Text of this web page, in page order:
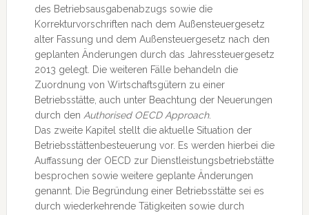
des Betriebsausgabenabzugs sowie die
Korrekturvorschriften nach dem Außensteuergesetz
alter Fassung und dem Außensteuergesetz nach den
geplanten Änderungen durch das Jahressteuergesetz
2013 gelegt. Die weiteren Fälle behandeln die
Zuordnung von Wirtschaftsgütern zu einer
Betriebsstätte, auch unter Beachtung der Neuerungen
durch den Authorised OECD Approach.
Das zweite Kapitel stellt die aktuelle Situation der
Betriebsstättenbesteuerung vor. Es werden hierbei die
Auffassung der OECD zur Dienstleistungsbetriebstätte
besprochen sowie weitere geplante Änderungen
genannt. Die Begründung einer Betriebsstätte sei es
durch wiederkehrende Tätigkeiten sowie durch